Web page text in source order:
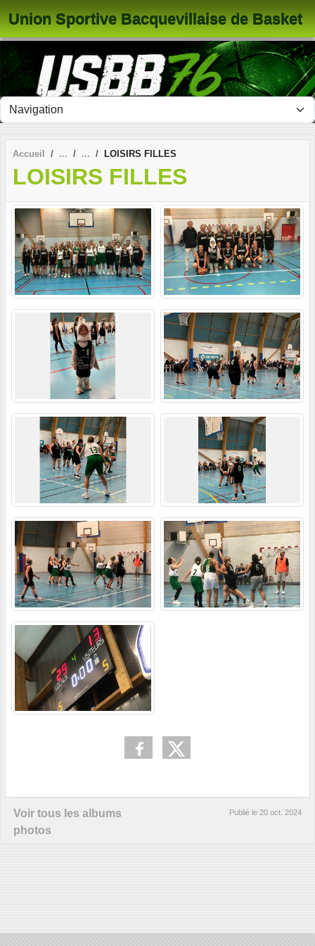
Union Sportive Bacquevillaise de Basket
Accueil LOISIRS FILLES
LOISIRS FILLES
Voir tous les albums
photos
Publié le 20 oct. 2024